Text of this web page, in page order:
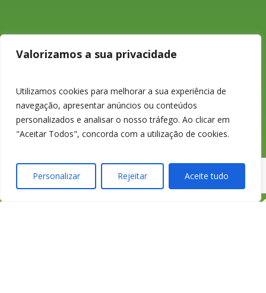
Valorizamos a sua privacidade
Utilizamos cookies para melhorar a sua experiência de
navegação, apresentar anúncios ou conteúdos
personalizados e analisar o nosso tráfego. Ao clicar em
"Aceitar Todos", concorda com a utilização de cookies.
Personalizar Rejeitar Aceite tudo
233 426 925
Chamada para a
rede fixa nacional